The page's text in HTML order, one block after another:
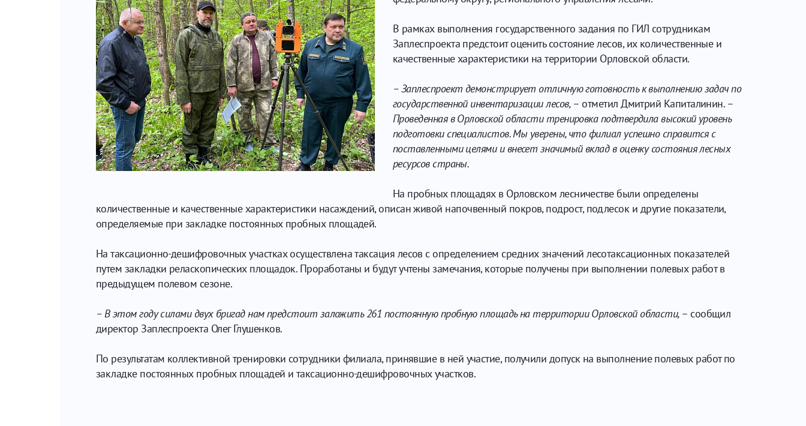
В рамках выполнения государственного задания по ГИЛ сотрудникам
Заплеспроекта предстоит оценить состояние лесов, их количественные и
качественные характеристики на территории Орловской области.
– Заплеспроект демонстрирует отличную готовность к выполнению задач по
государственной инвентаризации лесов, – отметил Дмитрий Капиталинин. –
Проведенная в Орловской области тренировка подтвердила высокий уровень
подготовки специалистов. Мы уверены, что филиал успешно справится с
поставленными целями и внесет значимый вклад в оценку состояния лесных
ресурсов страны.
На пробных площадях в Орловском лесничестве были определены
количественные и качественные характеристики насаждений, описан живой напочвенный покров, подрост, подлесок и другие показатели,
определяемые при закладке постоянных пробных площадей.
На таксационно-дешифровочных участках осуществлена таксация лесов с определением средних значений лесотаксационных показателей
путем закладки реласкопических площадок. Проработаны и будут учтены замечания, которые получены при выполнении полевых работ в
предыдущем полевом сезоне.
– В этом году силами двух бригад нам предстоит заложить 261 постоянную пробную площадь на территории Орловской области, – сообщил
директор Заплеспроекта Олег Глушенков.
По результатам коллективной тренировки сотрудники филиала, принявшие в ней участие, получили допуск на выполнение полевых работ по
закладке постоянных пробных площадей и таксационно-дешифровочных участков.